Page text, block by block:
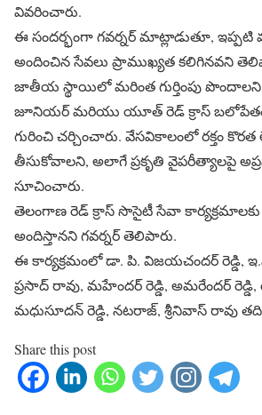
వివరించారు.
ఈ సందర్భంగా గవర్నర్ మాట్లాడుతూ, ఇప్పటి
అందించిన సేవలు ప్రాముఖ్యత కలిగినవని
జాతీయ స్థాయిలో మరింత గుర్తింపు పొందాలని
జూనియర్ మరియు యూత్ రెడ్ క్రాస్ బలోపేతం,
గురించి చర్చించారు. వేసవికాలంలో రక్తం కొరత
తీసుకోవాలని, అలాగే ప్రకృతి వైపరీత్యాలపై
సూచించారు.
తెలంగాణ రెడ్ క్రాస్ సొసైటీ సేవా
అందిస్తానని గవర్నర్ తెలిపారు.
ఈ కార్యక్రమంలో డా. పి. విజయచందర్ రెడ్డి,
ప్రసాద్ రావు, మహేందర్ రెడ్డి, అమరేందర్ రెడ్డి,
మధుసూదన్ రెడ్డి, నటరాజ్, శ్రీనివాస్ రావు
Share this post